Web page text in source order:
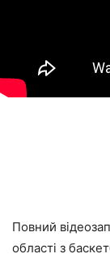
Повний
області з